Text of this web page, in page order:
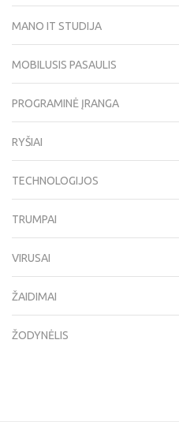
MANO IT STUDIJA
MOBILUSIS PASAULIS
PROGRAMINĖ ĮRANGA
RYŠIAI
TECHNOLOGIJOS
TRUMPAI
VIRUSAI
ŽAIDIMAI
ŽODYNĖLIS